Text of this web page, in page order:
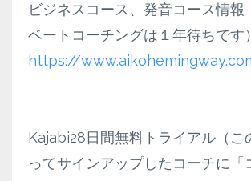
ビジネスコース、発音コース情報
ベートコーチングは１年待ちです
https://
Kajabi28日間無料トライアル（こ
ってサインアップしたコーチに「